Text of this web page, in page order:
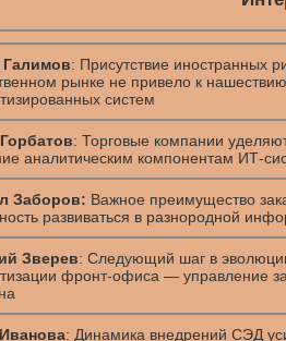
: Присутствие иностранных
рынке не привело к
систем
: Торговые компании
аналитическим компонентам ИТ-
Заборов: Важное преимущество
развиваться в разнородной
Зверев: Следующий шаг в
фронт-офиса — управление
: Динамика внедрений СЭД